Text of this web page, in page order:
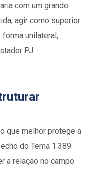
com um grande
agir como superior
forma unilateral,
PJ.
que melhor protege a
do Tema 1.389.
a relação no campo